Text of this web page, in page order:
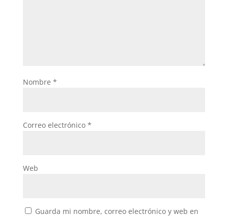
Nombre *
Correo electrónico *
Web
Guarda mi nombre, correo electrónico y web en